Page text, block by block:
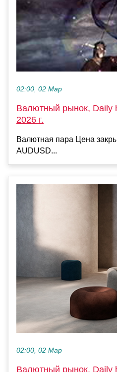
02:00, 02 Мар
Валютный рынок, Daily
2026 г.
Валютная пара Цена
AUDUSD...
02:00, 02 Мар
Валютный рынок, Daily